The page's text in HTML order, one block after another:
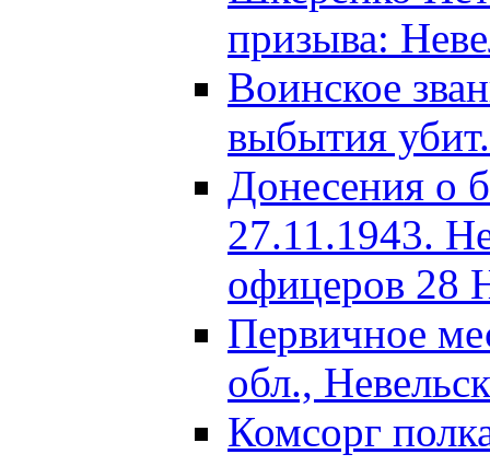
призыва:
Воинское
выбытия убит.
Донесения о
27.11.1943.
офицеров 28
Первичное
обл.,
Комсорг